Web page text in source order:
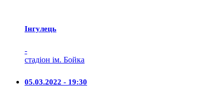
Iнгулець
-
стадіон ім. Бойка
05.03.2022 - 19:30